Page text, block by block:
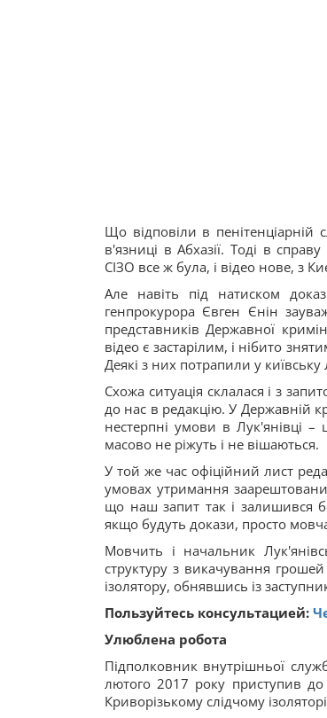
Що відповіли в пенітенціарній
в'язниці в Абхазії. Тоді в
СІЗО все ж була, і відео нове, з
Але навіть під натиском
генпрокурора Євген Єнін
представників Державної
відео є застарілим, і нібито
Деякі з них потрапили у
Схожа ситуація склалася і з
до нас в редакцію. У Державній
нестерпні умови в Лук'янівці –
масово не ріжуть і не вішаються.
У той же час офіційний лист
умовах утримання
що наш запит так і залишився
якщо будуть докази, просто
Мовчить і начальник
структуру з викачування
ізолятору, обнявшись із
Пользуйтесь консультацией:
Улюблена робота
Підполковник внутрішньої
лютого 2017 року приступив
Криворізькому слідчому